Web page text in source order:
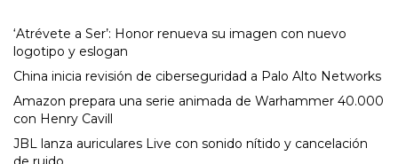
‘Atrévete a Ser’: Honor renueva su imagen con nuevo
logotipo y eslogan
China inicia revisión de ciberseguridad a Palo Alto Networks
Amazon prepara una serie animada de Warhammer 40.000
con Henry Cavill
JBL lanza auriculares Live con sonido nítido y cancelación